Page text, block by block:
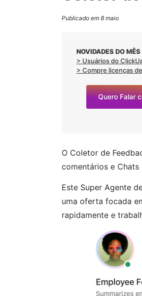
Publicado em 8 maio
NOVIDADES DO
> Usuários do
> Compre licenças
Quero Falar
O Coletor de
comentários e
Este Super Agente
uma oferta focada
rapidamente e